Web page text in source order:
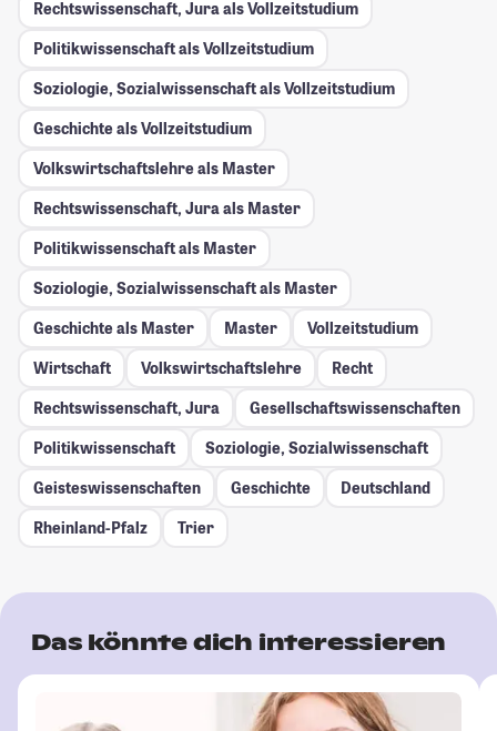
Rechtswissenschaft, Jura als Vollzeitstudium
Politikwissenschaft als Vollzeitstudium
Soziologie, Sozialwissenschaft als Vollzeitstudium
Geschichte als Vollzeitstudium
Volkswirtschaftslehre als Master
Rechtswissenschaft, Jura als Master
Politikwissenschaft als Master
Soziologie, Sozialwissenschaft als Master
Geschichte als Master
Master
Vollzeitstudium
Wirtschaft
Volkswirtschaftslehre
Recht
Rechtswissenschaft, Jura
Gesellschafts­wissenschaften
Politikwissenschaft
Soziologie, Sozialwissenschaft
Geisteswissenschaften
Geschichte
Deutschland
Rheinland-Pfalz
Trier
Das könnte dich interessieren